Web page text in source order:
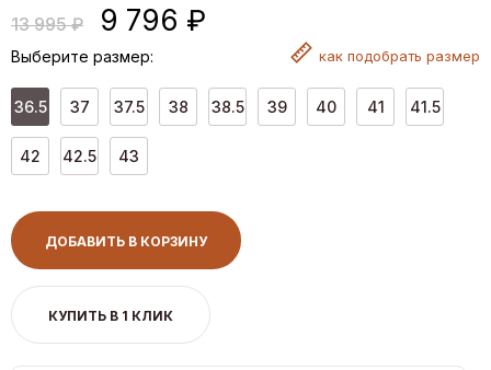
13 995 ₽ 9 796 ₽
Выберите размер: как подобрать размер
36.5 37 37.5 38 38.5 39 40 41 41.5
42 42.5 43
ДОБАВИТЬ В КОРЗИНУ
КУПИТЬ В 1 КЛИК